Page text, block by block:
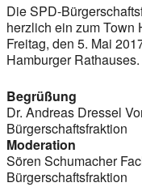
Die SPD-
herzlich ein zum Town
Freitag, den 5. Mai
Hamburger Rathauses.
Begrüßung
Dr. Andreas Dressel
Bürgerschaftsfraktion
Moderation
Sören Schumacher
Bürgerschaftsfraktion